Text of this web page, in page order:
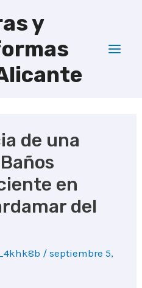
y
de una
en
del
/septiembre 5,